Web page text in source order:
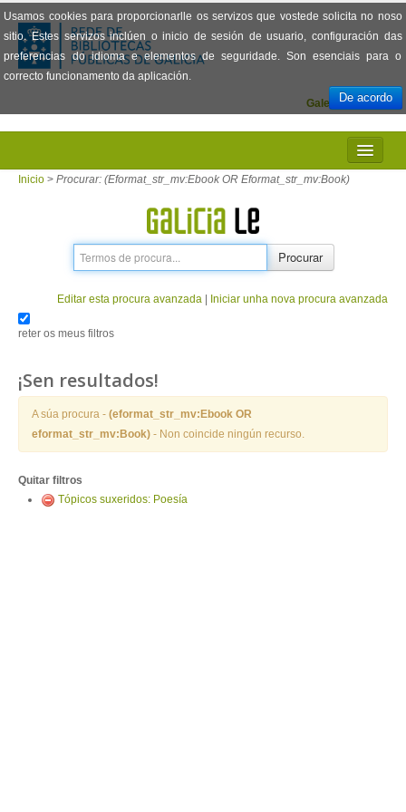
Usamos cookies para proporcionarlle os servizos que vostede solicita no noso
sitio. Estes servizos inclúen o inicio de sesión de usuario, configuración das
preferencias do idioma e elementos de seguridade. Son esenciais para o
correcto funcionamento da aplicación.
De acordo
Español
Galego
INICIO
PRÉSTAMO
ENTRAR
Inicio > Procurar: (Eformat_str_mv:Ebook OR Eformat_str_mv:Book)
Procurar
Editar esta procura avanzada Iniciar unha nova procura avanzada
reter os meus filtros
¡Sen resultados!
A súa procura - (eformat_str_mv:Ebook OR
eformat_str_mv:Book) - Non coincide ningún recurso.
Quitar filtros
Tópicos suxeridos: Poesía